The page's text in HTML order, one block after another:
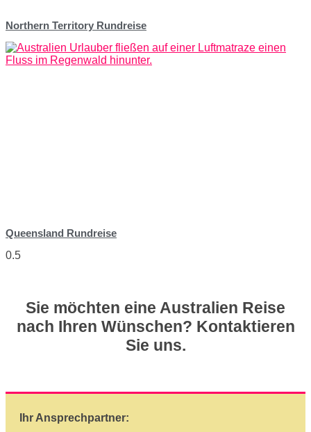
Northern Territory Rundreise
Queensland Rundreise
Sie möchten eine Australien Reise
nach Ihren Wünschen? Kontaktieren
Sie uns.
Ihr Ansprechpartner: